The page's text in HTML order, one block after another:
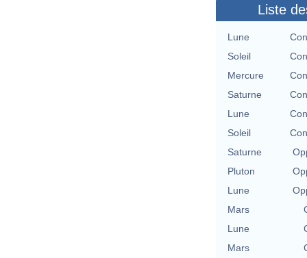
Liste
Lune
Soleil
Mercure
Saturne
Lune
Soleil
Saturne
Pluton
Lune
Mars
Lune
Mars